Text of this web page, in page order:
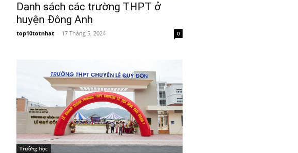
Danh sách các trường THPT ở
huyện Đông Anh
top10totnhat - 17 Tháng 5, 2024 0
Trường học